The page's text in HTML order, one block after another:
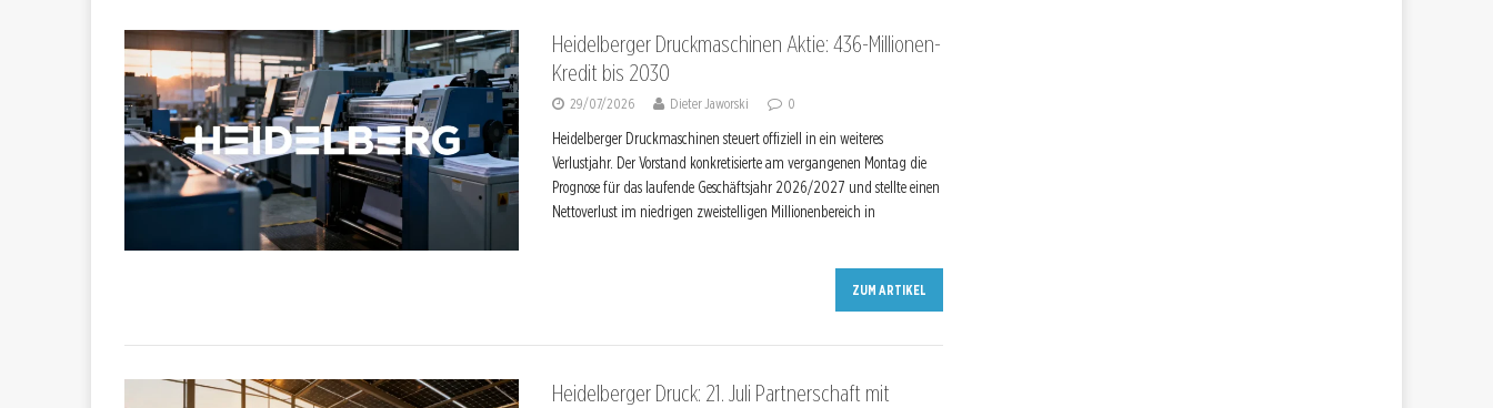
Heidelberger Druckmaschinen Aktie: 436-Millionen-
Kredit bis 2030
29/07/2026 Dieter Jaworski 0
Heidelberger Druckmaschinen steuert offiziell in ein weiteres
Verlustjahr. Der Vorstand konkretisierte am vergangenen Montag die
Prognose für das laufende Geschäftsjahr 2026/2027 und stellte einen
Nettoverlust im niedrigen zweistelligen Millionenbereich in
ZUM ARTIKEL
Heidelberger Druck: 21. Juli Partnerschaft mit